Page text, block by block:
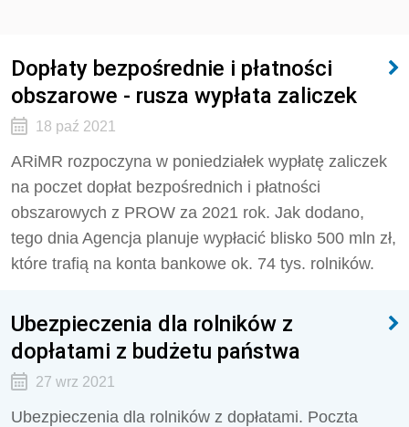
Dopłaty bezpośrednie i płatności
obszarowe - rusza wypłata zaliczek
18 paź 2021
ARiMR rozpoczyna w poniedziałek wypłatę zaliczek
na poczet dopłat bezpośrednich i płatności
obszarowych z PROW za 2021 rok. Jak dodano,
tego dnia Agencja planuje wypłacić blisko 500 mln zł,
które trafią na konta bankowe ok. 74 tys. rolników.
Ubezpieczenia dla rolników z
dopłatami z budżetu państwa
27 wrz 2021
Ubezpieczenia dla rolników z dopłatami. Poczta